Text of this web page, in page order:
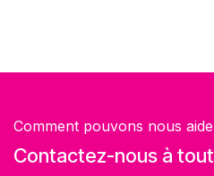
Comment pouvons nous
Contactez-nous à